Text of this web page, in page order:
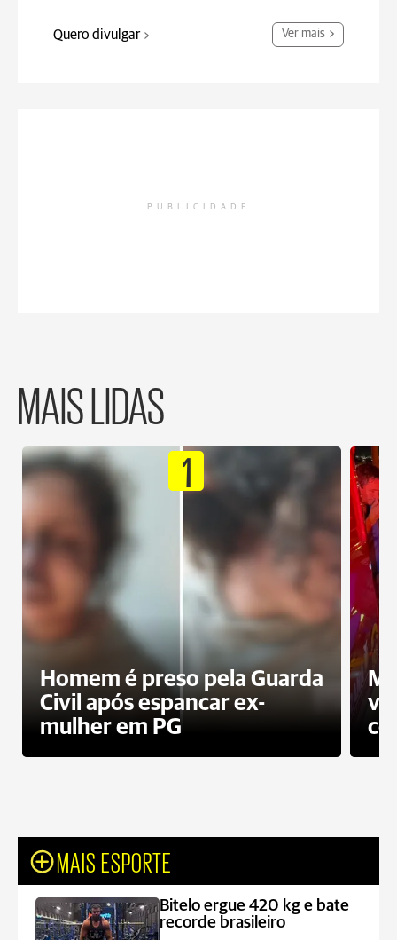
Quero divulgar Ver mais
PUBLICIDADE
MAIS LIDAS
1
Homem é preso pela Guarda
Civil após espancar ex-
mulher em PG
MAIS ESPORTE
Bitelo ergue 420 kg e bate
recorde brasileiro